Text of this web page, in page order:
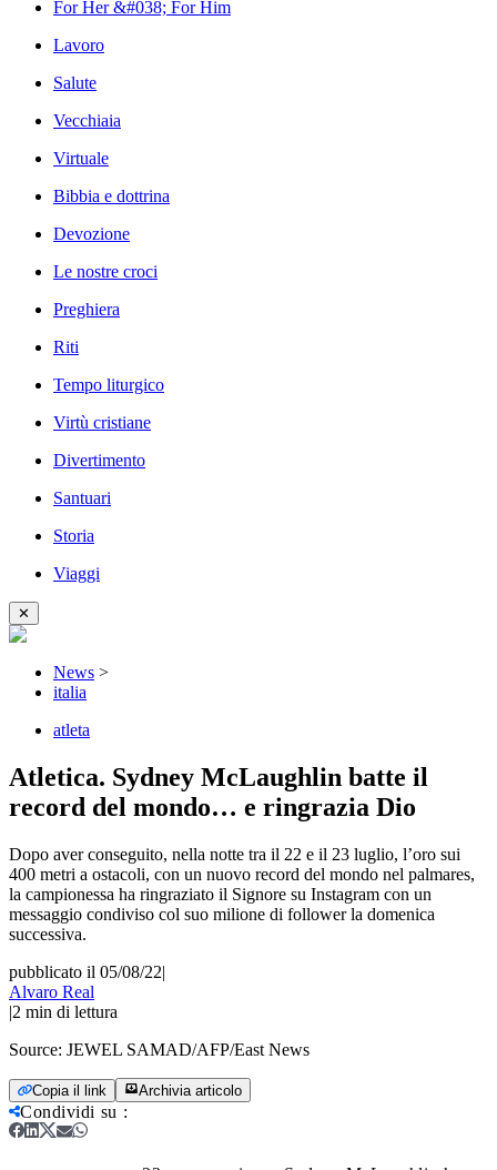
For Her &#038; For Him
Lavoro
Salute
Vecchiaia
Virtuale
Bibbia e dottrina
Devozione
Le nostre croci
Preghiera
Riti
Tempo liturgico
Virtù cristiane
Divertimento
Santuari
Storia
Viaggi
✕
News >
italia
atleta
Atletica. Sydney McLaughlin batte il
record del mondo… e ringrazia Dio
Dopo aver conseguito, nella notte tra il 22 e il 23 luglio, l’oro sui
400 metri a ostacoli, con un nuovo record del mondo nel palmares,
la campionessa ha ringraziato il Signore su Instagram con un
messaggio condiviso col suo milione di follower la domenica
successiva.
pubblicato il 05/08/22|
Alvaro Real
|2 min di lettura
Source: JEWEL SAMAD/AFP/East News
Copia il link Archivia articolo
Condividi su :